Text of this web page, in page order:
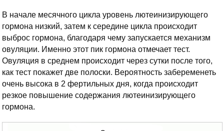
В начале месячного цикла уровень лютеинизирующего
гормона низкий, затем к середине цикла происходит
выброс гормона, благодаря чему запускается механизм
овуляции. Именно этот пик гормона отмечает тест.
Овуляция в среднем происходит через сутки после того,
как тест покажет две полоски. Вероятность забеременеть
очень высока в 2 фертильных дня, когда происходит
резкое повышение содержания лютеинизирующего
гормона.